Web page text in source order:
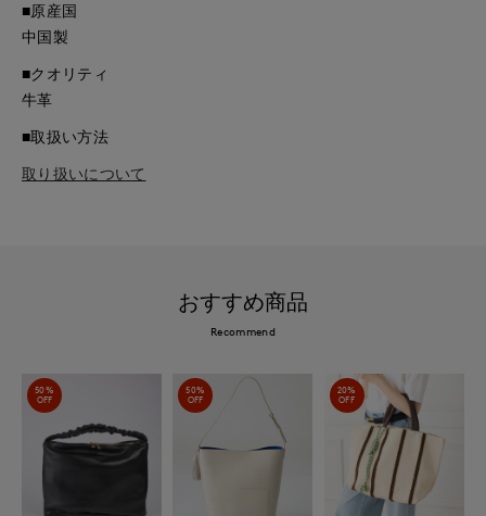
■原産国
中国製
■クオリティ
牛革
■取扱い方法
取り扱いについて
おすすめ商品
Recommend
50%
OFF
50%
OFF
20%
OFF